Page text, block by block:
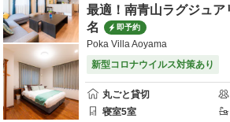
最適！南青山ラグジュ
名
即予約
Poka Villa Aoyama
新型コロナウイルス対策あり
丸ごと貸切
寝室5室